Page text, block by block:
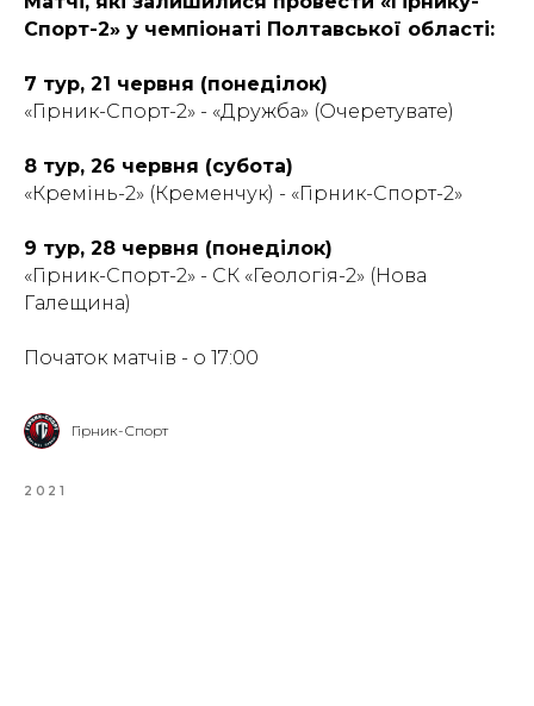
Спорт-2» у чемпіонаті Полтавської області:
7 тур, 21 червня (понеділок)
«Гірник-Спорт-2» - «Дружба» (Очеретувате)
8 тур, 26 червня (субота)
«Кремінь-2» (Кременчук) - «Гірник-Спорт-2»
9 тур, 28 червня (понеділок)
«Гірник-Спорт-2» - СК «Геологія-2» (Нова
Галещина)
Початок матчів - о 17:00
Гірник-Спорт
2021